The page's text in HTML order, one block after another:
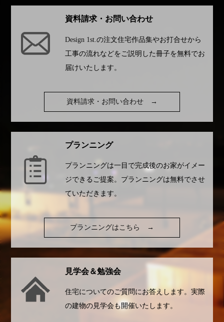
資料請求・お問い合わせ
Design 1st.の注文住宅作品集やお打合せから
工事の流れなどをご説明した冊子を無料でお
届けいたします。
資料請求・お問い合わせ →
プランニング
プランニングは一目で完成後のお家がイメー
ジできるご提案。プランニングは無料でさせ
ていただきます。
プランニングはこちら →
見学会＆勉強会
住宅についてのご質問にお答えします。実際
の建物の見学会も開催いたします。